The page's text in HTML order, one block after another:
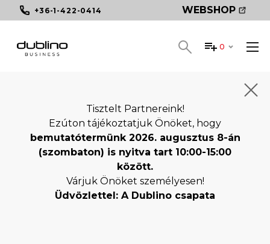
+36-1-422-0414 WEBSHOP
0
Tisztelt Partnereink!
Ezúton tájékoztatjuk Önöket, hogy
bemutatótermünk 2026. augusztus 8-án
(szombaton) is nyitva tart 10:00-15:00
között.
Várjuk Önöket személyesen!
Üdvözlettel: A Dublino csapata